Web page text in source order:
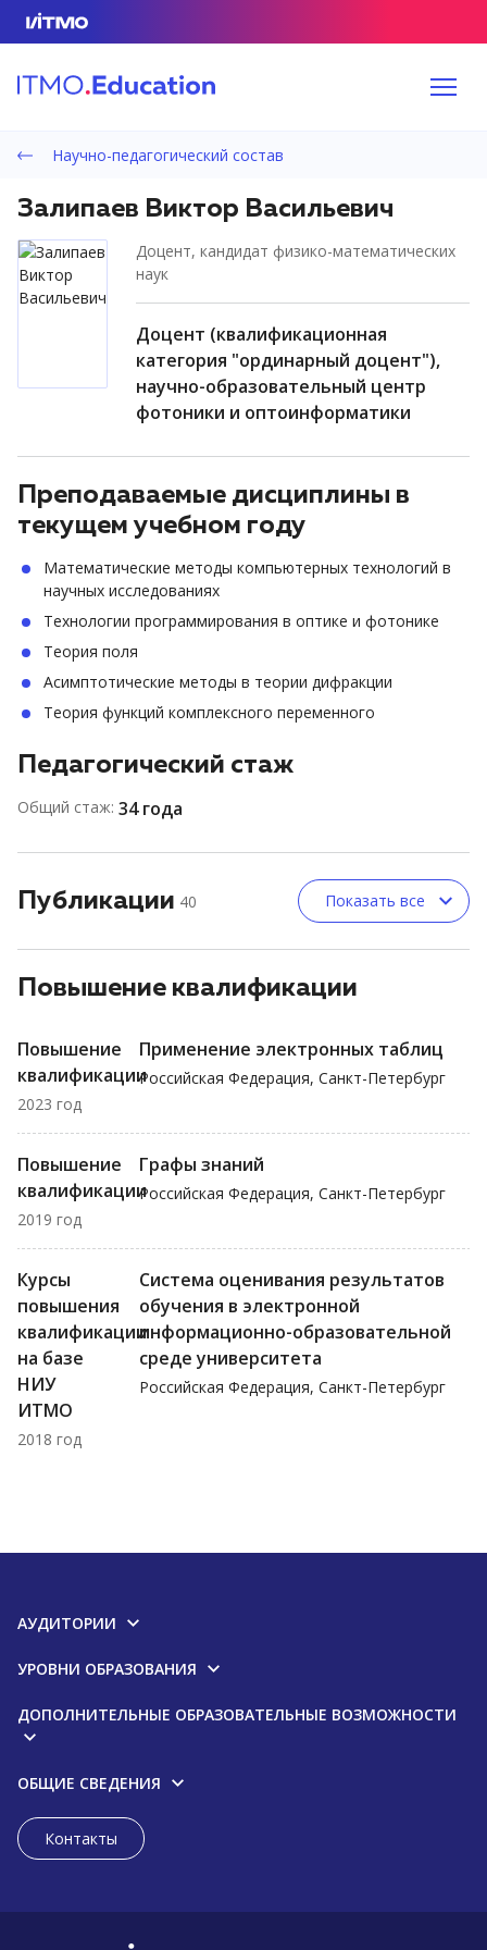
Научно-педагогический состав
Залипаев Виктор Васильевич
доцент, кандидат физико-математических
наук
доцент (квалификационная
категория "ординарный доцент"),
научно-образовательный центр
фотоники и оптоинформатики
Преподаваемые дисциплины в
текущем учебном году
Математические методы компьютерных технологий в
научных исследованиях
Технологии программирования в оптике и фотонике
Теория поля
Асимптотические методы в теории дифракции
Теория функций комплексного переменного
Педагогический стаж
Общий стаж: 34 года
Публикации 40 Показать все
Повышение квалификации
Повышение
квалификации
2023 год
Применение электронных таблиц
Российская Федерация, Санкт-Петербург
Повышение
квалификации
2019 год
Графы знаний
Российская Федерация, Санкт-Петербург
Курсы
повышения
квалификации
на базе
НИУ
ИТМО
2018 год
Система оценивания результатов
обучения в электронной
информационно-образовательной
среде университета
Российская Федерация, Санкт-Петербург
АУДИТОРИИ
УРОВНИ ОБРАЗОВАНИЯ
ДОПОЛНИТЕЛЬНЫЕ ОБРАЗОВАТЕЛЬНЫЕ ВОЗМОЖНОСТИ
ОБЩИЕ СВЕДЕНИЯ
Контакты